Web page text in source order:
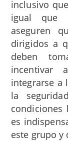
inclusivo
igual que
aseguren
dirigidos a
deben
incentivar
integrarse a
la
condiciones
es
este grupo y